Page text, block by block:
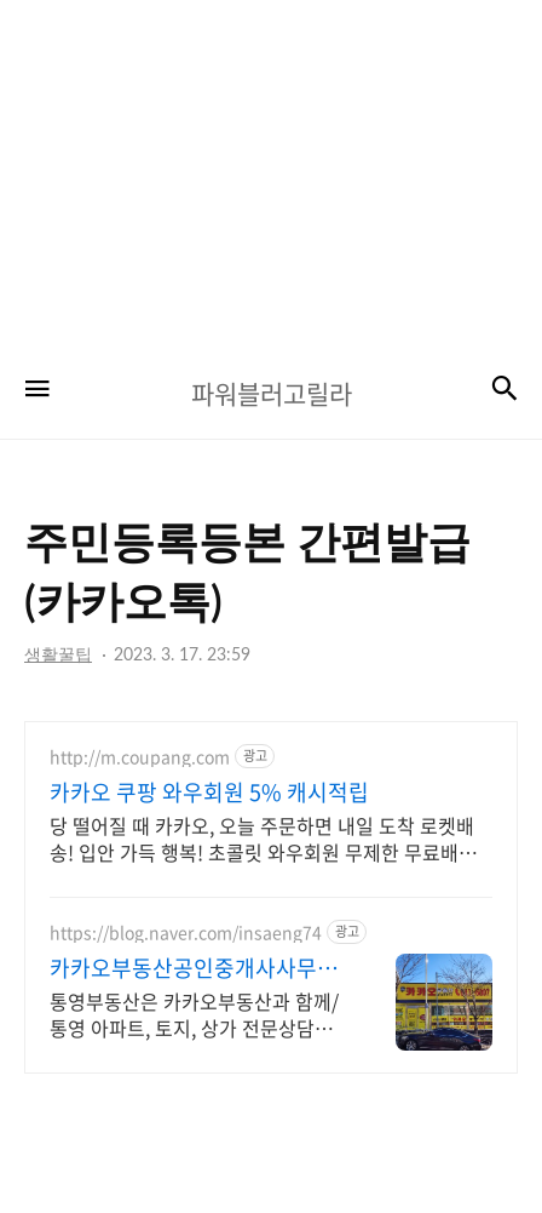
워
고
파워블러고릴라
주민등록등본 간편발급
(카카오톡)
생활꿀팁 2023. 3. 17. 23:59
http://m.coupang.com 광고
카카오 쿠팡 와우회원 5% 캐시적립
당 떨어질 때 카카오, 오늘 주문하면 내일 도착 로켓배
송! 입안 가득 행복! 초콜릿 와우회원 무제한 무료배송
https://blog.naver.com/insaeng74 광고
카카오부동산공인중개사사무소
통영대표 카카오부동산
통영부동산은 카카오부동산과 함께/
통영 아파트, 토지, 상가 전문상담부